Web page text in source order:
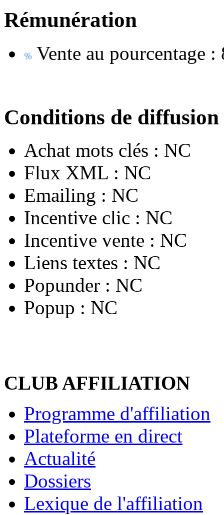
Rémunération
Vente au pourcentage :
Conditions de diffusion
Achat mots clés : NC
Flux XML : NC
Emailing : NC
Incentive clic : NC
Incentive vente : NC
Liens textes : NC
Popunder : NC
Popup : NC
CLUB AFFILIATION
Programme d'affiliation
Plateforme en direct
Actualité
Dossiers
Lexique de l'affiliation